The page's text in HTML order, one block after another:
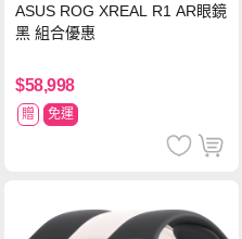
ASUS ROG XREAL R1 AR眼鏡
黑 組合優惠
$58,998
贈 免運